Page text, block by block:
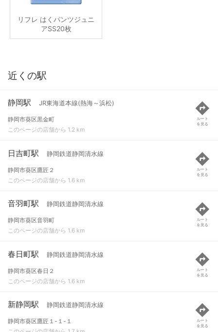
リフレ はくパンツジュニ
アSS20枚
近くの駅
静岡駅 JR東海道本線(熱海～浜松)
静岡市葵区黒金町
このページの店舗から 1.2 km
ルート
を見る
日吉町駅 静岡鉄道静岡清水線
静岡市葵区鷹匠２
このページの店舗から 1.6 km
ルート
を見る
音羽町駅 静岡鉄道静岡清水線
静岡市葵区音羽町
このページの店舗から 1.6 km
ルート
を見る
春日町駅 静岡鉄道静岡清水線
静岡市葵区春日２
このページの店舗から 1.6 km
ルート
を見る
新静岡駅 静岡鉄道静岡清水線
静岡市葵区鷹匠１-１-１
ルート
を見る